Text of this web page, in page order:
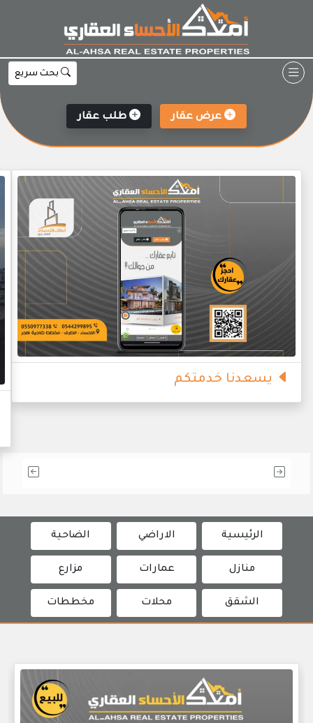
بحث سريع
عرض عقار طلب عقار
يسعدنا خدمتكم
الرئيسية الاراضي الضاحية
منازل عمارات مزارع
الشقق محلات مخططات